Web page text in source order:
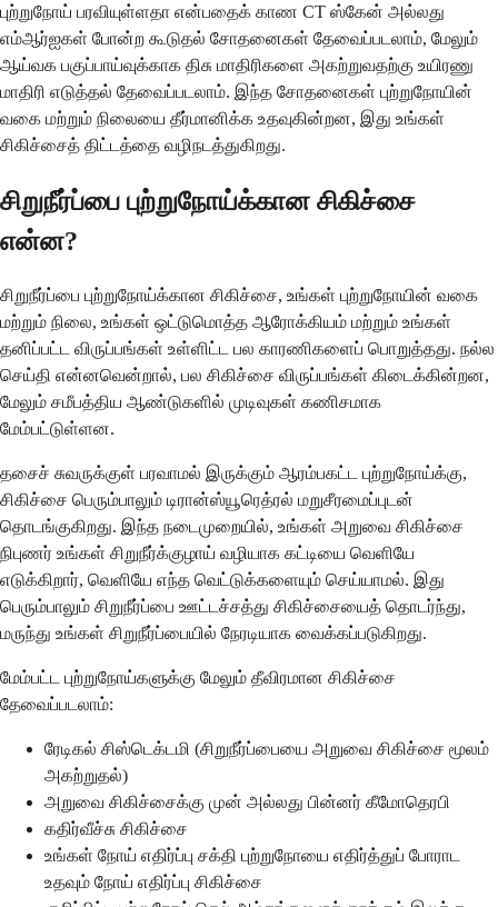
புற்றுநோய் பரவியுள்ளதா என்பதைக் காண CT ஸ்கேன் அல்லது
எம்ஆர்ஐகள் போன்ற கூடுதல் சோதனைகள் தேவைப்படலாம், மேலும்
ஆய்வக பகுப்பாய்வுக்காக திசு மாதிரிகளை அகற்றுவதற்கு உயிரணு
மாதிரி எடுத்தல் தேவைப்படலாம். இந்த சோதனைகள் புற்றுநோயின்
வகை மற்றும் நிலையை தீர்மானிக்க உதவுகின்றன, இது உங்கள்
சிகிச்சைத் திட்டத்தை வழிநடத்துகிறது.
சிறுநீர்ப்பை புற்றுநோய்க்கான சிகிச்சை
என்ன?
சிறுநீர்ப்பை புற்றுநோய்க்கான சிகிச்சை, உங்கள் புற்றுநோயின் வகை
மற்றும் நிலை, உங்கள் ஒட்டுமொத்த ஆரோக்கியம் மற்றும் உங்கள்
தனிப்பட்ட விருப்பங்கள் உள்ளிட்ட பல காரணிகளைப் பொறுத்தது. நல்ல
செய்தி என்னவென்றால், பல சிகிச்சை விருப்பங்கள் கிடைக்கின்றன,
மேலும் சமீபத்திய ஆண்டுகளில் முடிவுகள் கணிசமாக
மேம்பட்டுள்ளன.
தசைச் சுவருக்குள் பரவாமல் இருக்கும் ஆரம்பகட்ட புற்றுநோய்க்கு,
சிகிச்சை பெரும்பாலும் டிரான்ஸ்யூரெத்ரல் மறுசீரமைப்புடன்
தொடங்குகிறது. இந்த நடைமுறையில், உங்கள் அறுவை சிகிச்சை
நிபுணர் உங்கள் சிறுநீர்க்குழாய் வழியாக கட்டியை வெளியே
எடுக்கிறார், வெளியே எந்த வெட்டுக்களையும் செய்யாமல். இது
பெரும்பாலும் சிறுநீர்ப்பை ஊட்டச்சத்து சிகிச்சையைத் தொடர்ந்து,
மருந்து உங்கள் சிறுநீர்ப்பையில் நேரடியாக வைக்கப்படுகிறது.
மேம்பட்ட புற்றுநோய்களுக்கு மேலும் தீவிரமான சிகிச்சை
தேவைப்படலாம்:
ரேடிகல் சிஸ்டெக்டமி (சிறுநீர்ப்பையை அறுவை சிகிச்சை மூலம்
அகற்றுதல்)
அறுவை சிகிச்சைக்கு முன் அல்லது பின்னர் கீமோதெரபி
கதிர்வீச்சு சிகிச்சை
உங்கள் நோய் எதிர்ப்பு சக்தி புற்றுநோயை எதிர்த்துப் போராட
உதவும் நோய் எதிர்ப்பு சிகிச்சை